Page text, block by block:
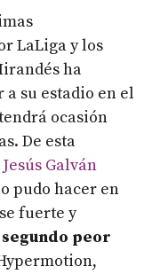
LaLiga y los
ha
su estadio en el
ocasión
De esta
Galván
pudo hacer en
fuerte y
peor